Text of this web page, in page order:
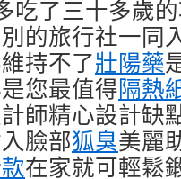
吃了三十多歲
的旅行社一同
持不了壯陽藥
您最值得隔熱
師精心設計缺
臉部狐臭美麗
在家就可輕鬆